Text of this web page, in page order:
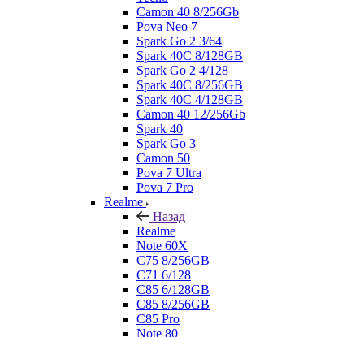
Camon 40 8/256Gb
Pova Neo 7
Spark Go 2 3/64
Spark 40C 8/128GB
Spark Go 2 4/128
Spark 40C 8/256GB
Spark 40C 4/128GB
Camon 40 12/256Gb
Spark 40
Spark Go 3
Camon 50
Pova 7 Ultra
Pova 7 Pro
Realme
Назад
Realme
Note 60X
C75 8/256GB
C71 6/128
C85 6/128GB
C85 8/256GB
C85 Pro
Note 80